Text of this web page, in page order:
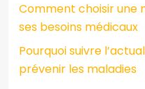
Comment choisir une
ses besoins médicaux
Pourquoi suivre
prévenir les maladies